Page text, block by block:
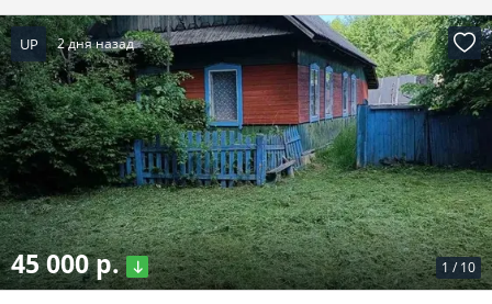
UP 2 дня назад
1 / 10
45 000 р.